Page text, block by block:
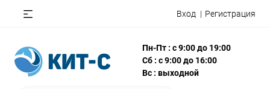
Вход Регистрация
Пн-Пт : с 9:00 до 19:00
Сб : с 9:00 до 16:00
Вс : выходной